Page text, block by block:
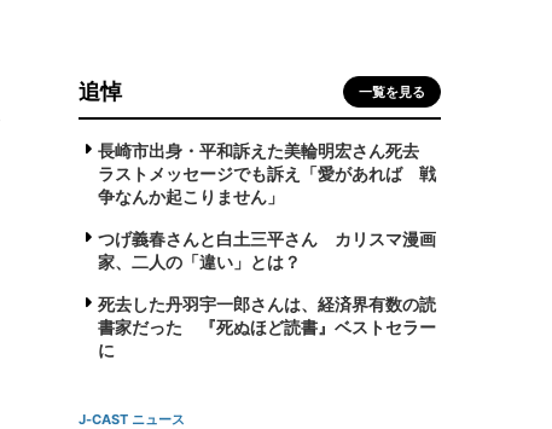
追悼 一覧を見る
長崎市出身・平和訴えた美輪明宏さん死去
ラストメッセージでも訴え「愛があれば 戦
争なんか起こりません」
つげ義春さんと白土三平さん カリスマ漫画
家、二人の「違い」とは？
死去した丹羽宇一郎さんは、経済界有数の読
書家だった 『死ぬほど読書』ベストセラー
に
J-CAST ニュース